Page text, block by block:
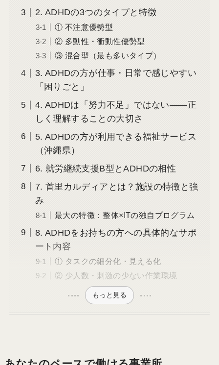
2. ADHDの3つのタイプと特徴
① 不注意優勢型
② 多動性・衝動性優勢型
③ 混合型（最も多いタイプ）
3. ADHDの方が仕事・日常で感じやすい
「困りごと」
4. ADHDは「努力不足」ではない——正
しく理解することの大切さ
5. ADHDの方が利用できる福祉サービス
（沖縄県）
6. 就労継続支援B型とADHDの相性
7. 首里カルディアとは？施設の特徴と強
み
最大の特徴：整体×ITの独自プログラム
8. ADHDをお持ちの方への具体的なサポ
ート内容
① タスクの細分化・見える化
② 少人数・刺激の少ない作業環境
もっと見る